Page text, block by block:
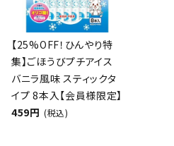
【25%OFF！ひんやり特
集】ごほうびプチアイス
バニラ風味 スティックタ
イプ 8本入【会員様限定】
459円 (税込)